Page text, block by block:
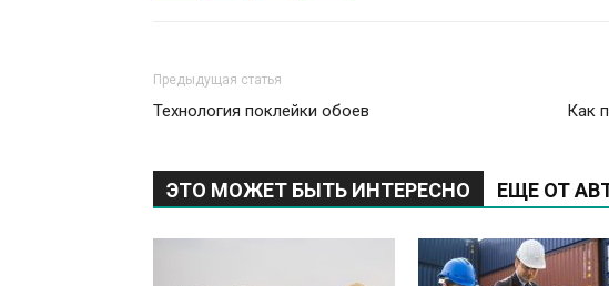
Предыдущая статья
Технология поклейки обоев Как
ЭТО МОЖЕТ БЫТЬ ИНТЕРЕСНО ЕЩЕ ОТ